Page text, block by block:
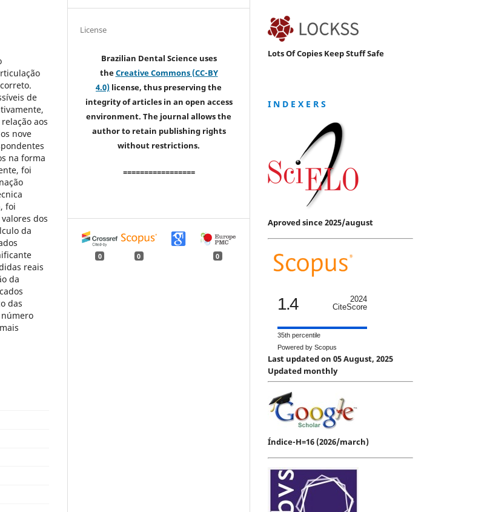
de
aos
nove
na forma
foi
foi
dos
da
reais
da
das
License
Brazilian Dental Science uses
theCreative Commons (CC-BY
4.0) license, thus preserving the
integrity of articles in an open access
environment. The journal allows the
author to retain publishing rights
without restrictions.
=================
0 0 0
Lots Of Copies Keep Stuff Safe
I N D E X E R S
Aproved since 2025/august
1.4
2024
CiteScore
35th percentile
Powered by Scopus
Last updated on 05 August, 2025
Updated monthly
Índice-H=16 (2026/march)